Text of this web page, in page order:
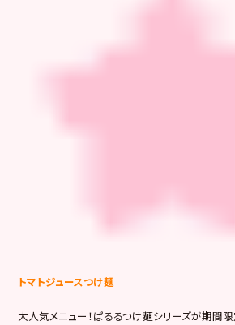
トマトジュースつけ麺
大人気メニュー！ぱるるつけ麺シリーズが期間